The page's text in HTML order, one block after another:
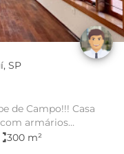
SP
Campo!!! Casa
armários
300 m²